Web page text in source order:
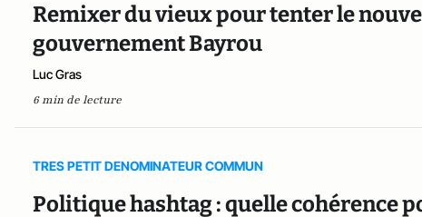
Remixer du vieux pour tenter le
gouvernement Bayrou
Luc Gras
6 min de lecture
TRES PETIT DENOMINATEUR COMMUN
Politique hashtag : quelle cohérence